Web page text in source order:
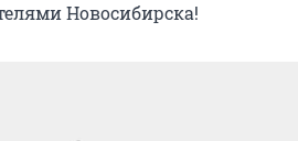
Новосибирска!